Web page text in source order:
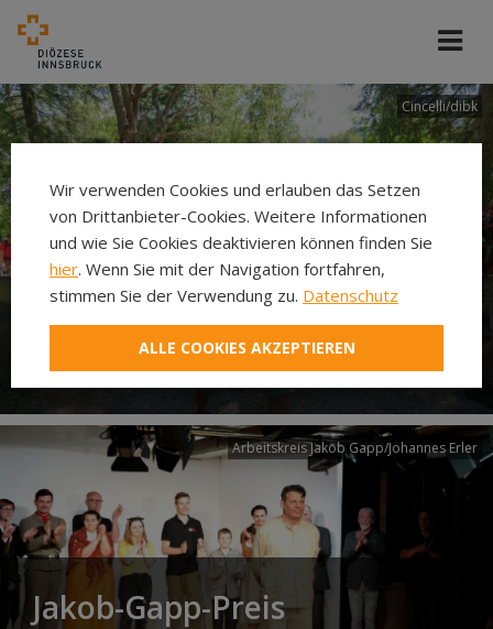
Cincelli/dibk
Neuer Pilgerweg Via
Laudato si’
Arbeitskreis Jakob Gapp/Johannes Erler
Jakob-Gapp-Preis
Wir verwenden Cookies und erlauben das Setzen
von Drittanbieter-Cookies. Weitere Informationen
und wie Sie Cookies deaktivieren können finden Sie
hier. Wenn Sie mit der Navigation fortfahren,
stimmen Sie der Verwendung zu. Datenschutz
ALLE COOKIES AKZEPTIEREN